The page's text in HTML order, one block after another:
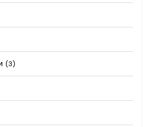
(3)